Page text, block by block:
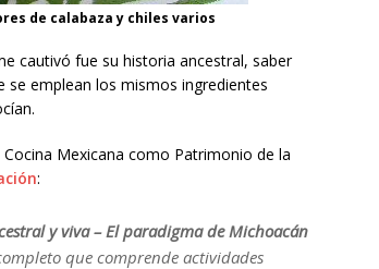
de calabaza y chiles varios
cautivó fue su historia ancestral, saber
se emplean los mismos ingredientes
Mexicana como Patrimonio de la
:
y viva – El paradigma de Michoacán
que comprende actividades